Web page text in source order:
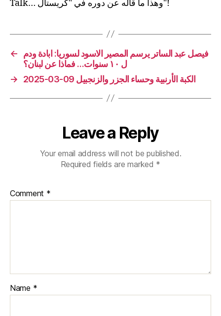
Talk… وهذا ما قاله عن دوره في "كريستال"!
←
فيصل عبد الساتر يرسم المصير الاسود لسوريا: ابادة ودم
ل ١٠ سنوات… فماذا عن لبنان؟
→
الكبة الأرنبية وحساء الجزر والزنجبيل 09-03-2025
Leave a Reply
Your email address will not be published.
Required fields are marked *
Comment *
Name *